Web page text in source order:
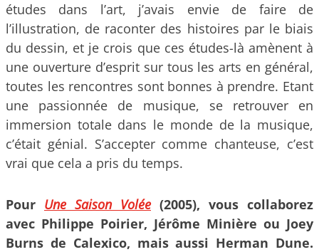
études dans l’art, j’avais envie de faire de
l’illustration, de raconter des histoires par le biais
du dessin, et je crois que ces études-là amènent à
une ouverture d’esprit sur tous les arts en général,
toutes les rencontres sont bonnes à prendre. Etant
une passionnée de musique, se retrouver en
immersion totale dans le monde de la musique,
c’était génial. S’accepter comme chanteuse, c’est
vrai que cela a pris du temps.
Pour Une Saison Volée(2005), vous collaborez
avec Philippe Poirier, Jérôme Minière ou Joey
Burns de Calexico, mais aussi Herman Dune.